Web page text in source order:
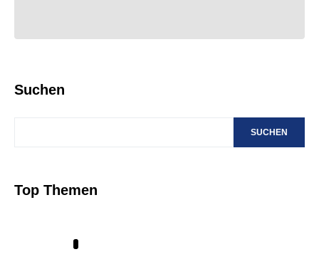
Suchen
SUCHEN
Top Themen